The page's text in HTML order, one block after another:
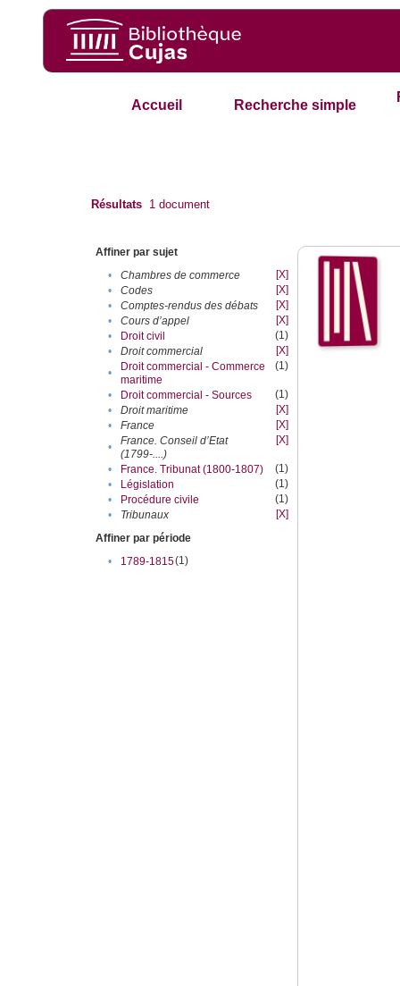
Accueil Recherche simple
Résultats 1 document
Affiner par sujet
•
Chambres de commerce
[X]
•
Codes
[X]
•
Comptes-rendus des débats
[X]
•
Cours d’appel
[X]
•
Droit civil
(1)
•
Droit commercial
[X]
•
Droit commercial - Commerce
maritime
(1)
• Droit commercial - Sources
(1)
•
Droit maritime
[X]
•
France
[X]
•
France. Conseil d’Etat
(1799-....)
[X]
• France. Tribunat (1800-1807)
(1)
•
Législation
(1)
•
Procédure civile
(1)
•
Tribunaux
[X]
Affiner par période
•
1789-1815(1)